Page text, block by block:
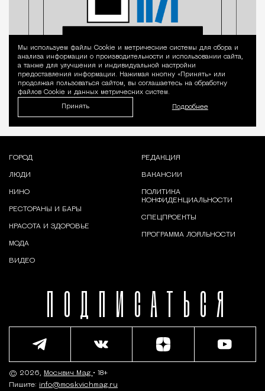
Уведомление
Мы используем файлы Сookie и метрические системы для сбора и
анализа информации о производительности и использовании сайта,
а также для улучшения и индивидуальной настройки
предоставления информации. Нажимая кнопку «Принять» или
продолжая пользоваться сайтом, вы соглашаетесь на обработку
файлов Cookie и данных метрических систем.
Принять Подробнее
ПОДПИСАТЬСЯ
ГОРОД
ЛЮДИ
КИНО
РЕСТОРАНЫ И БАРЫ
КРАСОТА И ЗДОРОВЬЕ
МОДА
ВИДЕО
РЕДАКЦИЯ
ВАКАНСИИ
ПОЛИТИКА
КОНФИДЕНЦИАЛЬНОСТИ
СПЕЦПРОЕКТЫ
ПРОГРАММА ЛОЯЛЬНОСТИ
© 2026, Москвич Mag • 18+
Пишите: info@moskvichmag.ru